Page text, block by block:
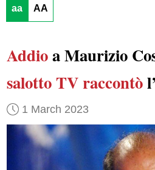
aa AA
Addioa Maurizio
salotto TVraccontò
1 March 2023